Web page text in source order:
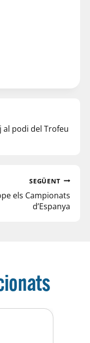
al podi del Trofeu
SEGÜENT
els Campionats
d’Espanya